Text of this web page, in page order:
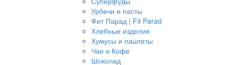
Урбечи и пасты
Фит Парад | Fit Parad
Хлебные изделия
Хумусы и паштеты
Чаи и Кофе
Шоколад